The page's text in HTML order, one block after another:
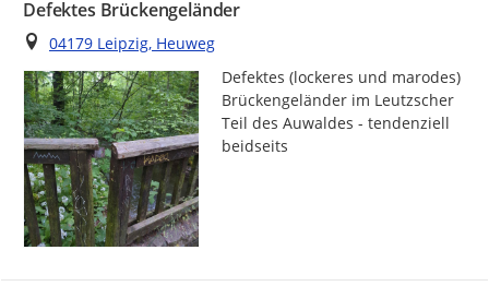
Defektes Brückengeländer
Ort
04179 Leipzig, Heuweg
Defektes (lockeres und marodes)
Brückengeländer im Leutzscher
Teil des Auwaldes - tendenziell
beidseits